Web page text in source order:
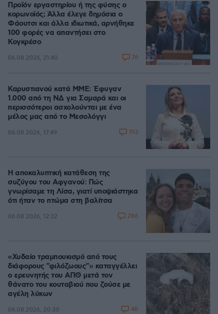
Προϊόν εργαστηρίου ή της φύσης ο
κορωνοϊός; Άλλα έλεγε δημόσια ο
Φάουτσι και άλλα ιδιωτικά, αρνήθηκε
100 φορές να απαντήσει στο
Κογκρέσο
06.08.2026, 21:40 76
Καρυστιανού κατά ΜΜΕ: Έφυγαν
1.000 από τη ΝΔ για Σαμαρά και οι
περισσότεροι ασχολούνται με ένα
μέλος μας από το Μεσολόγγι
06.08.2026, 17:49 153
Η αποκαλυπτική κατάθεση της
συζύγου του Αφγανού: Πώς
γνωρίσαμε τη Λίσα, γιατί υποψιάστηκα
ότι ήταν το πτώμα στη βαλίτσα
06.08.2026, 12:32 286
«Χυδαίο τραμπουκισμό από τους
διάφορους "φιλόζωους"» καταγγέλλει
ο ερευνητής του ΑΠΘ μετά τον
θάνατο του κουταβιού που ζούσε με
αγέλη λύκων
06.08.2026, 20:30 48